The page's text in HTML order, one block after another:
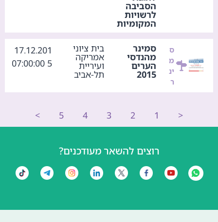
הסביבה
לרשויות
המקומיות
ס
מ
ינ
ר
סמינר
מהנדסי
הערים
2015
בית ציוני
אמריקה
ועיריית
תל-אביב
17.12.201
5 07:00:00
<
1
2
3
4
5
>
רוצים להשאר מעודכנים?